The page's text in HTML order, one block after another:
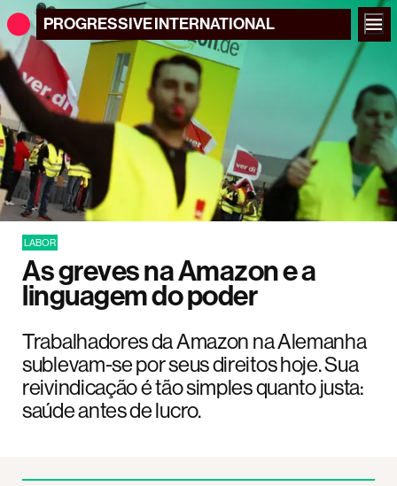
PROGRESSIVEINTERNATIONAL
LABOR
As greves na Amazon e a
linguagem do poder
Trabalhadores da Amazon na Alemanha
sublevam-se por seus direitos hoje. Sua
reivindicação é tão simples quanto justa:
saúde antes de lucro.